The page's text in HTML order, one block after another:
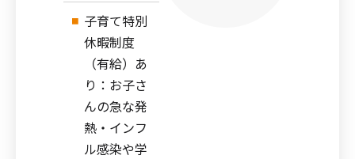
子育て特別
休暇制度
（有給）あ
り：お子さ
んの急な発
熱・インフ
ル感染や学